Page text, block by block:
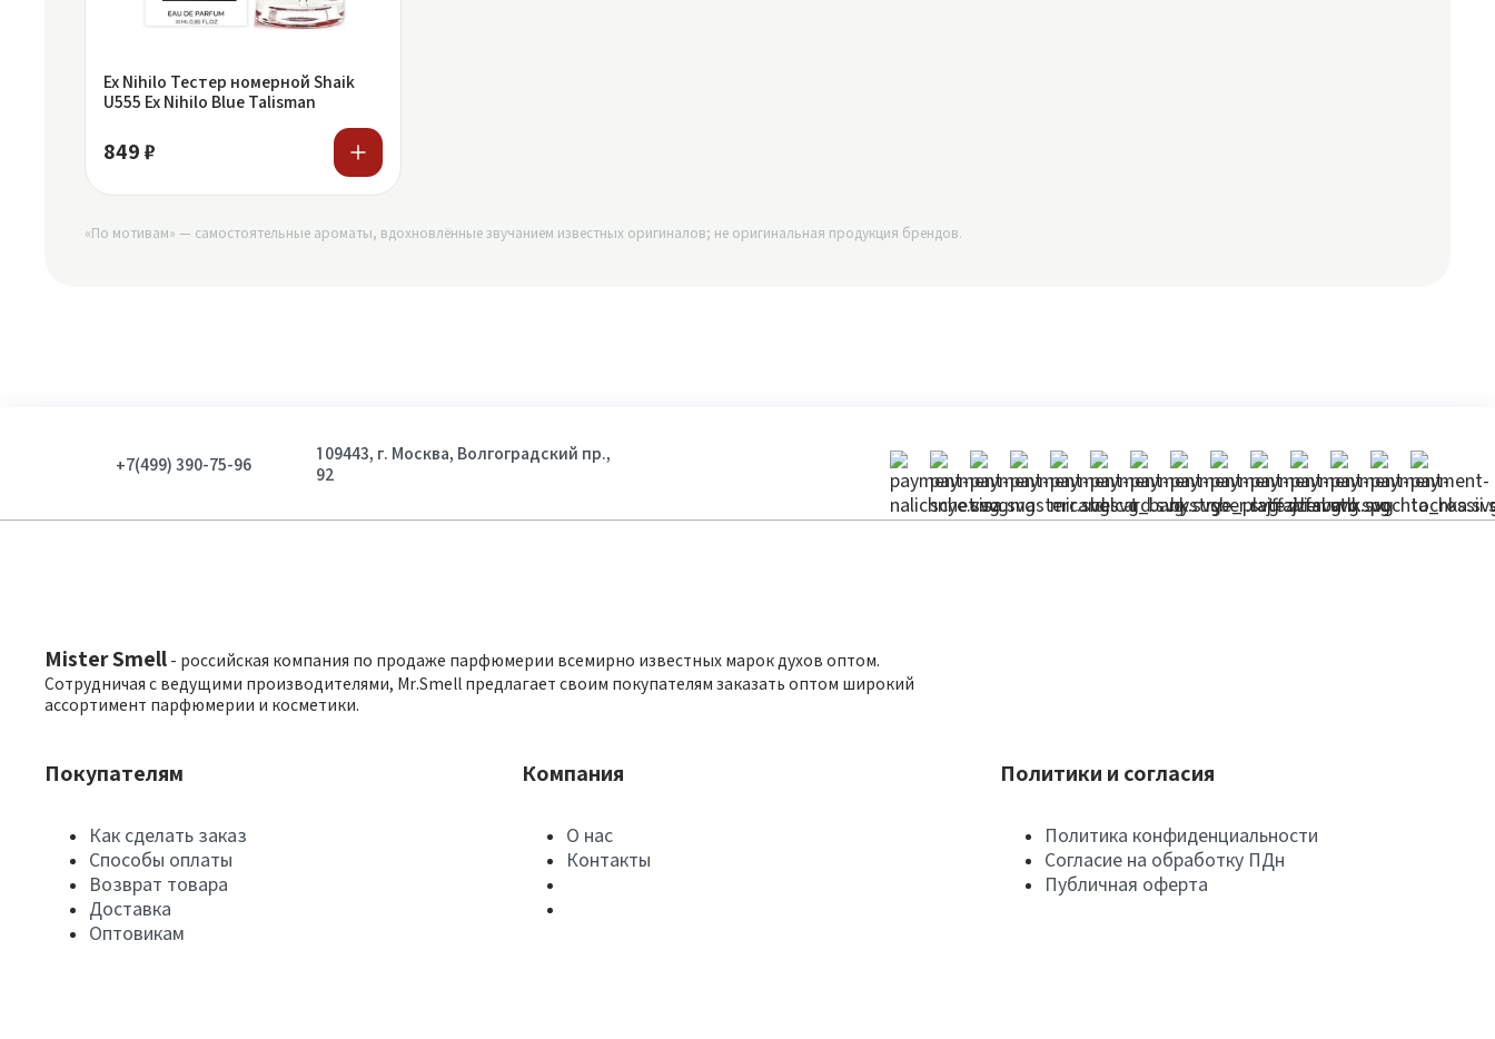
Ex Nihilo Тестер номерной Shaik
U555 Ex Nihilo Blue Talisman
849 ₽
«По мотивам» — самостоятельные ароматы, вдохновлённые звучанием известных оригиналов; не оригинальная продукция брендов.
+7(499) 390-75-96
109443, г. Москва, Волгоградский пр.,
92
Mister Smell - российская компания по продаже парфюмерии всемирно известных марок духов оптом.
Сотрудничая с ведущими производителями, Mr.Smell предлагает своим покупателям заказать оптом широкий
ассортимент парфюмерии и косметики.
Покупателям
Как сделать заказ
Способы оплаты
Возврат товара
Доставка
Оптовикам
Компания
О нас
Контакты
Политики и согласия
Политика конфиденциальности
Согласие на обработку ПДн
Публичная оферта